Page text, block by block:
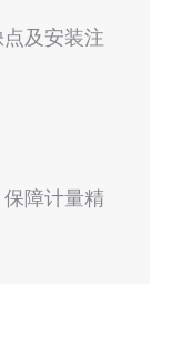
点及安装注
障计量精